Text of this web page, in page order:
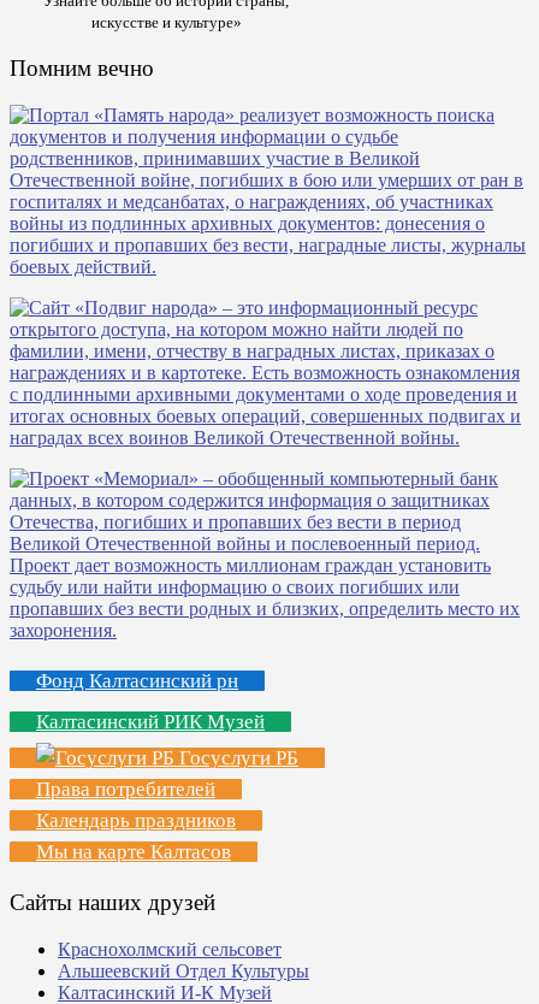
искусстве и культуре»
Помним вечно
Фонд Калтасинский рн
Калтасинский РИК Музей
Госуслуги РБ
Права потребителей
Календарь праздников
Мы на карте Калтасов
Сайты наших друзей
Краснохолмский сельсовет
Альшеевский Отдел Культуры
Калтасинский И-К Музей